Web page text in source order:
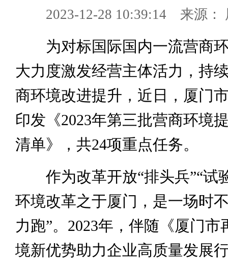
2023-12-28 10:39:14 来源：
为对标国际国内一流营商环
大力度激发经营主体活力，持
商环境改进提升，近日，厦门
印发《2023年第三批营商环境
清单》，共24项重点任务。
作为改革开放“排头兵”“试
环境改革之于厦门，是一场时
力跑”。2023年，伴随《厦门市
境新优势助力企业高质量发展